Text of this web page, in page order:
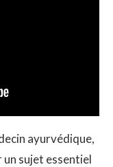
ayurvédique,
un sujet essentiel